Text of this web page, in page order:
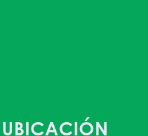
UBICACIÓN